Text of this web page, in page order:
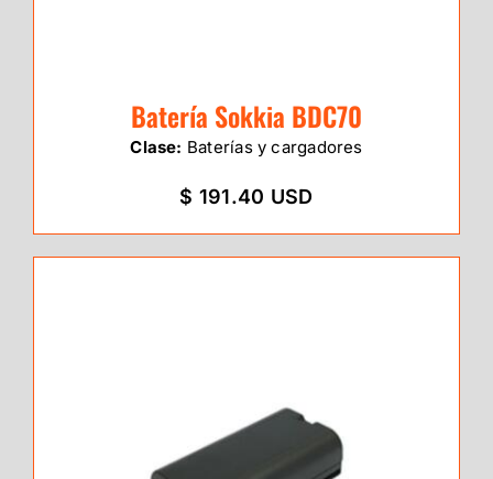
Batería Sokkia BDC70
Clase: Baterías y cargadores
$ 191.40 USD